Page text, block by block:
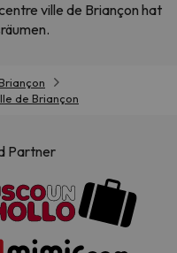
ville de Briançon hat
Briançon
de Briançon
Partner